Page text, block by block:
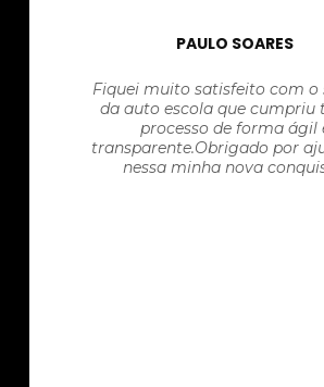
PAULO SOARES
Fiquei muito satisfeito com o
da auto escola que cumpriu
processo de forma ágil
transparente.Obrigado por
nessa minha nova